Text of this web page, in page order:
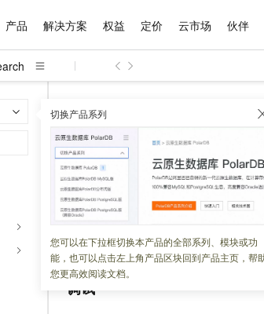
产品 解决方案 权益 定价 云市场 伙伴
切换产品系列
您可以在下拉框切换本产品的全部系列、模块或功
能，也可以点击左上角产品区块回到产品主页，帮
您更高效阅读文档。
GetFunctionVersion - 获取版本详情
更新时间：2025-11-24 09:01:52
根据版本 ID 获取版本信息。
调试
大模型
文本生成
Qwen3.8-Max HOT
智能体时代全能旗舰模型
Qwen3.7-Plus
精选产品
大模型服务平台百炼
大模型服务与应用平台
千问大模型
多元化、高性能、安全可靠的大模型服务
无影云电脑
随时随地安全接入的云上超级电脑
云解析DNS
精选解决方案
千问办公，解锁你的工作新方式
企业级Agent产品，直接交付可用成果
Agency Agents：拥有专属领域专家
多领域专家智能体,一键组建 AI 虚拟交付团队
HappyHorse 打造一站式影视创作平台
快速拥有专属 OpenClaw
普惠上云
普惠上云 官方力荐
云服务器38元/年起，超值低价云产品抢先购
官方推荐返现计划
推荐新用户得奖励，单订单最高返9万
云工开物
高校专属算力普惠，学生认证享300元代金券
免费试用
至
产品定价
了解云产品的定价详情
云上成本管理
管理和优化成本
精选商城
网站建设
多端小程序
Salesforce 国际版订阅
友盟天域
观测云
Tuya 物联网平台阿里云版
蓝凌 OA
短
发
成为销售伙伴
分销伙伴
咨询伙伴
销售伙伴合作计划
Salesforce On Alibaba Cloud
Consulting Partner 合作计划
AI 大模型销售与服务生态合作计划
售前咨询
在线服务
售后服务
自助服务
工单服务
短信专区
服
为什么选择阿里云
什么是云计算
技术领先
稳定可靠
安全合规
分析师报告
研究报告与白皮书
云
金